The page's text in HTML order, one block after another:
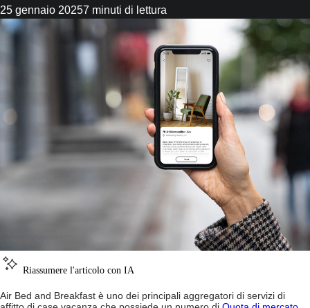
25 gennaio 20257 minuti di lettura
Riassumere l'articolo con IA
Air Bed and Breakfast è uno dei principali aggregatori di servizi di